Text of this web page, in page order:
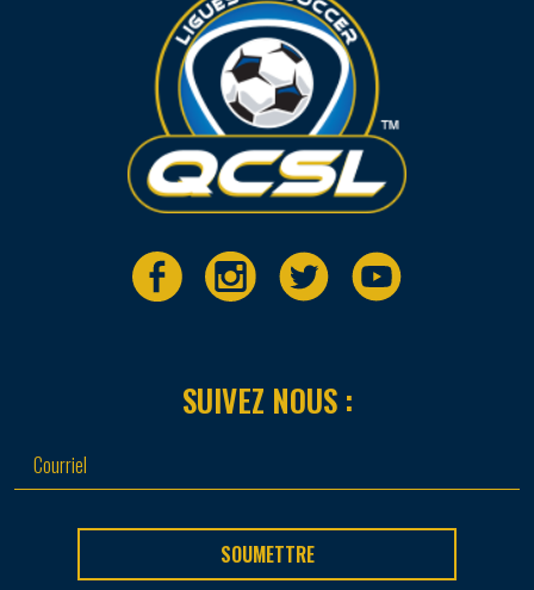
SUIVEZ NOUS :
SOUMETTRE